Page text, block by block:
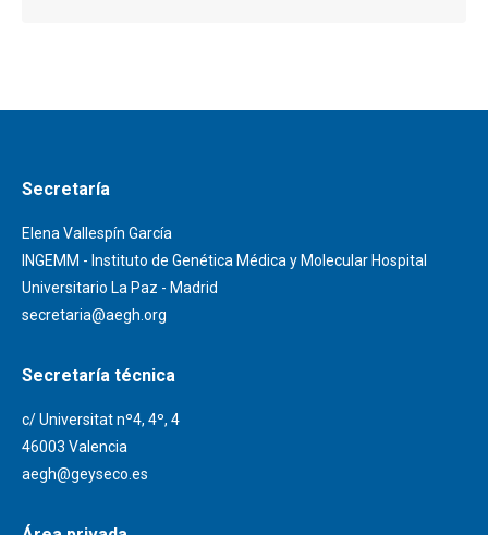
Secretaría
Elena Vallespín García
INGEMM - Instituto de Genética Médica y Molecular Hospital
Universitario La Paz - Madrid
secretaria@aegh.org
Secretaría técnica
c/ Universitat nº4, 4º, 4
46003 Valencia
aegh@geyseco.es